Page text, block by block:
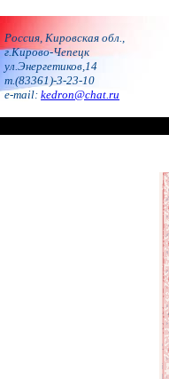
Россия, Кировская обл.,
г.Кирово-Чепецк
ул.Энергетиков,14
т.(83361)-3-23-10
e-mail: kedron@chat.ru